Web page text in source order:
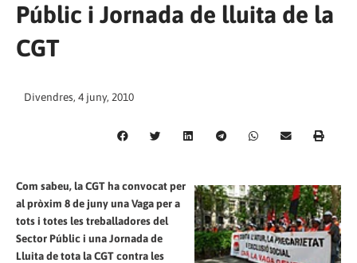
Públic i Jornada de lluita de la
CGT
Divendres, 4 juny, 2010
Com sabeu, la CGT ha convocat per
al pròxim 8 de juny una Vaga per a
tots i totes les treballadores del
Sector Públic i una Jornada de
Lluita de tota la CGT contra les